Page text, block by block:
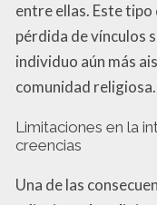
entre ellas. Este
pérdida de vínculos
individuo aún más
comunidad religiosa.
Limitaciones en la
creencias
Una de las